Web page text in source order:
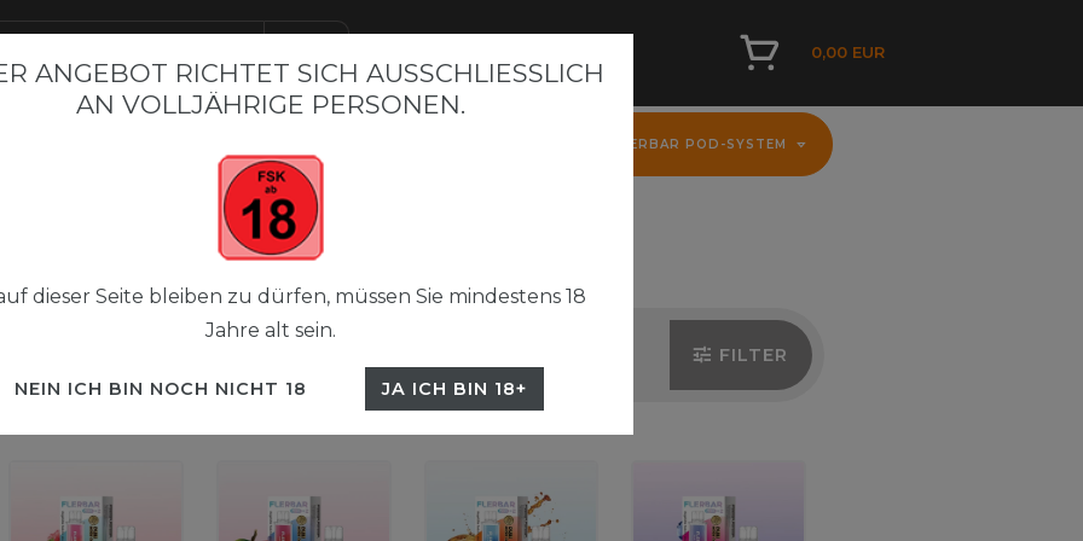
0,00 EUR
FLERBAR POD-SYSTEM
FILTER
ANGEBOT RICHTET SICH AUSSCHLIESSLICH A
N VOLLJÄHRIGE PERSONEN.
dieser Seite bleiben zu dürfen, müssen Sie mindestens 18
Jahre alt sein.
NEIN ICH BIN NOCH NICHT 18 JA ICH BIN 18+